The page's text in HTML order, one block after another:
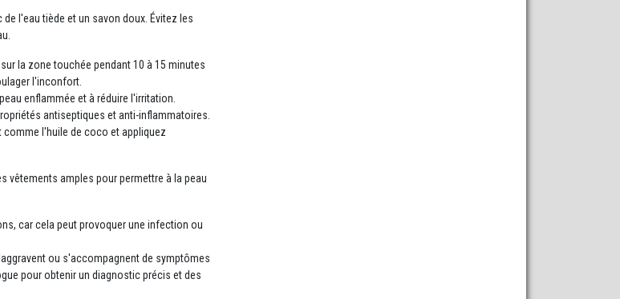
l'eau tiède et un savon doux. Évitez les
la zone touchée pendant 10 à 15 minutes
l'inconfort.
enflammée et à réduire l'irritation.
antiseptiques et anti-inflammatoires.
comme l'huile de coco et appliquez
amples pour permettre à la peau
car cela peut provoquer une infection ou
ou s'accompagnent de symptômes
pour obtenir un diagnostic précis et des